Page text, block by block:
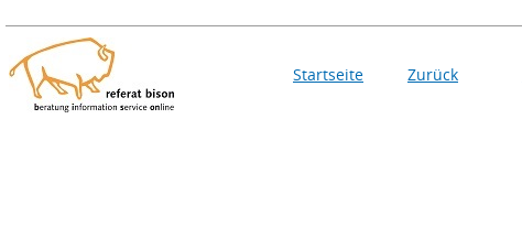
Startseite Zurück